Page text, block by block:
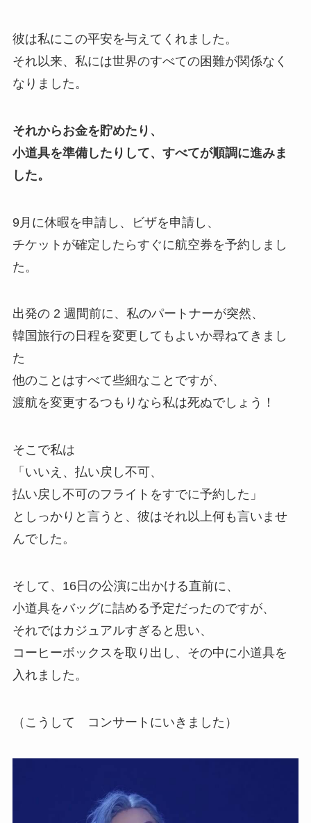
彼は私にこの平安を与えてくれました。
それ以来、私には世界のすべての困難が関係なく
なりました。
それからお金を貯めたり、
小道具を準備したりして、すべてが順調に進みま
した。
9月に休暇を申請し、ビザを申請し、
チケットが確定したらすぐに航空券を予約しまし
た。
出発の 2 週間前に、私のパートナーが突然、
韓国旅行の日程を変更してもよいか尋ねてきまし
た
他のことはすべて些細なことですが、
渡航を変更するつもりなら私は死ぬでしょう！
そこで私は
「いいえ、払い戻し不可、
払い戻し不可のフライトをすでに予約した」
としっかりと言うと、彼はそれ以上何も言いませ
んでした。
そして、16日の公演に出かける直前に、
小道具をバッグに詰める予定だったのですが、
それではカジュアルすぎると思い、
コーヒーボックスを取り出し、その中に小道具を
入れました。
（こうして コンサートにいきました）